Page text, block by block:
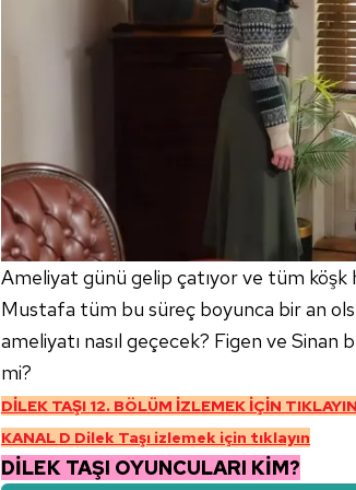
mevzuata uygun olarak kullanılan
Ameliyat günü gelip çatıyor ve tüm köşk
Mustafa tüm bu süreç boyunca bir an
ameliyatı nasıl geçecek? Figen ve
mi?
DİLEK TAŞI 12. BÖLÜM İZLEMEK İÇİN TIKLAYIN
KANAL D Dilek Taşı izlemek için tıklayın
DİLEK TAŞI OYUNCULARI KİM?